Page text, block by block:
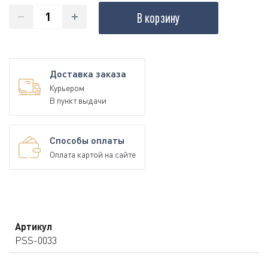
В корзину
Доставка заказа
Курьером
В пункт выдачи
Способы оплаты
Оплата картой на сайте
Артикул
PSS-0033